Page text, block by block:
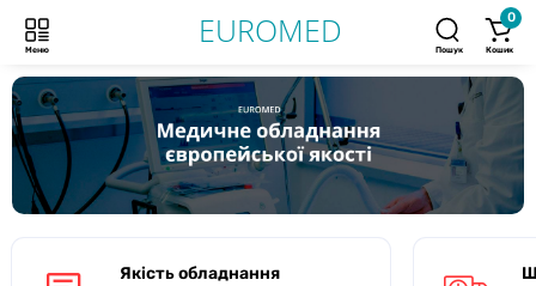
Меню Пошук
0
Кошик
Якість обладнання